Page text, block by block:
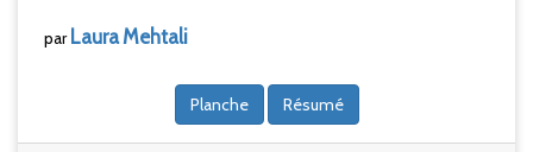
parLauraMehtali
Planche Résumé